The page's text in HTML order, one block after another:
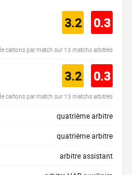
3.2 0.3
cartons par match sur 13 matchs arbitrés
3.2 0.3
cartons par match sur 13 matchs arbitrés
quatrième arbitre
quatrième arbitre
arbitre assistant